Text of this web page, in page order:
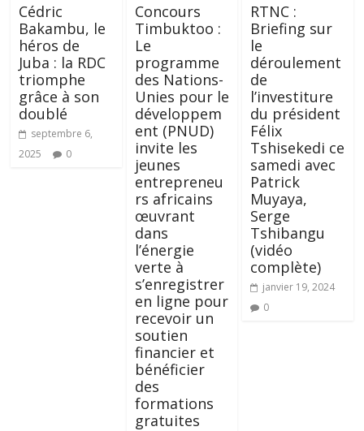
‎Cédric
Bakambu, le
héros de
Juba : la RDC
triomphe
grâce à son
doublé
septembre 6,
2025
0
Concours
Timbuktoo :
Le
programme
des Nations-
Unies pour le
développem
ent (PNUD)
invite les
jeunes
entrepreneu
rs africains
œuvrant
dans
l’énergie
verte à
s’enregistrer
en ligne pour
recevoir un
soutien
financier et
bénéficier
des
formations
gratuites
RTNC :
Briefing sur
le
déroulement
de
l’investiture
du président
Félix
Tshisekedi ce
samedi avec
Patrick
Muyaya,
Serge
Tshibangu
(vidéo
complète)
janvier 19, 2024
0